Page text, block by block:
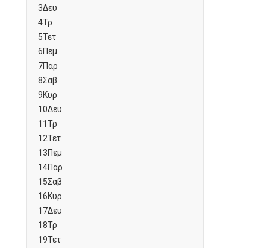
3Δευ
4Τρ
5Τετ
6Πεμ
7Παρ
8Σαβ
9Κυρ
10Δευ
11Τρ
12Τετ
13Πεμ
14Παρ
15Σαβ
16Κυρ
17Δευ
18Τρ
19Τετ